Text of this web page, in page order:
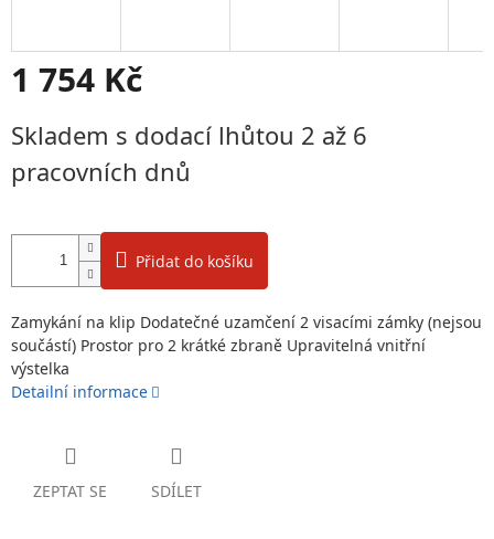
1 754 Kč
cena:
Skladem s dodací lhůtou 2 až 6
pracovních dnů
Přidat do košíku
Zamykání na klip Dodatečné uzamčení 2 visacími zámky (nejsou
součástí) Prostor pro 2 krátké zbraně Upravitelná vnitřní
výstelka
Detailní informace
ZEPTAT SE SDÍLET